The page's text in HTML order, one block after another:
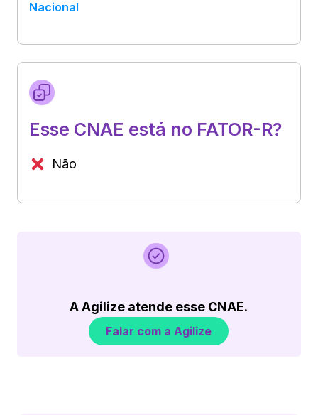
Nacional
Esse CNAE está no FATOR-R?
Não
A Agilize atende esse CNAE.
Falar com a Agilize